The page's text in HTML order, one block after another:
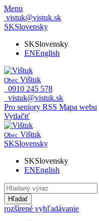
Menu
vistuk@vistuk.sk
SKSlovensky
SKSlovensky
ENEnglish
Obec Vištuk
0910 245 578
vistuk@vistuk.sk
Pro seniory RSS Mapa webu
Vytlačiť
Obec Vištuk
SKSlovensky
SKSlovensky
ENEnglish
Hľadať
rozšírené vyhľadávanie